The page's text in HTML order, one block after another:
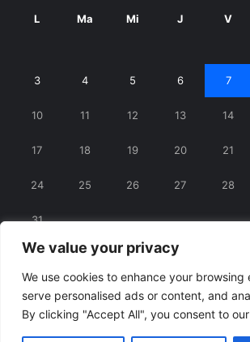
We value your privacy
We use cookies to enhance your browsing
serve personalised ads or content, and
By clicking "Accept All", you consent to
L Ma Mi J V
3 4 5 6 7
10 11 12 13 14
17 18 19 20 21
24 25 26 27 28
31
« iul.
© Copyright 2026, All Rights